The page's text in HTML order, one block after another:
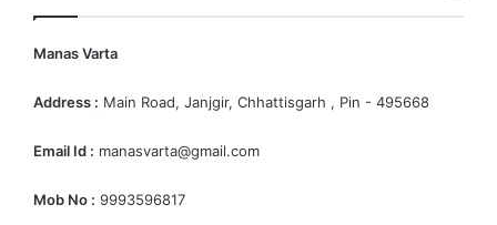
Manas Varta
Address : Main Road, Janjgir, Chhattisgarh , Pin - 495668
Email Id : manasvarta@gmail.com
Mob No : 9993596817